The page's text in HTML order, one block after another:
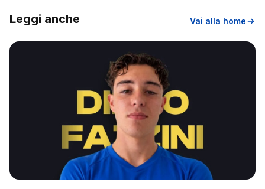
Leggi anche Vai alla home